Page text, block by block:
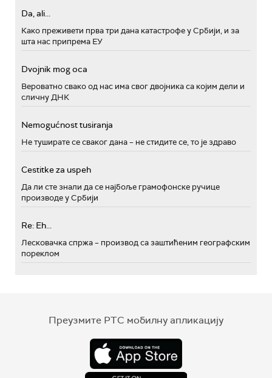
Da, ali...
Како преживети прва три дана катастрофе у Србији, и за
шта нас припрема ЕУ
Dvojnik mog oca
Вероватно свако од нас има свог двојника са којим дели и
сличну ДНК
Nemogućnost tusiranja
Не туширате се сваког дана – не стидите се, то је здраво
Cestitke za uspeh
Да ли сте знали да се најбоље грамофонске ручице
производе у Србији
Re: Eh...
Лесковачка спржа – производ са заштићеним географским
пореклом
Преузмите РТС мобилну апликацију